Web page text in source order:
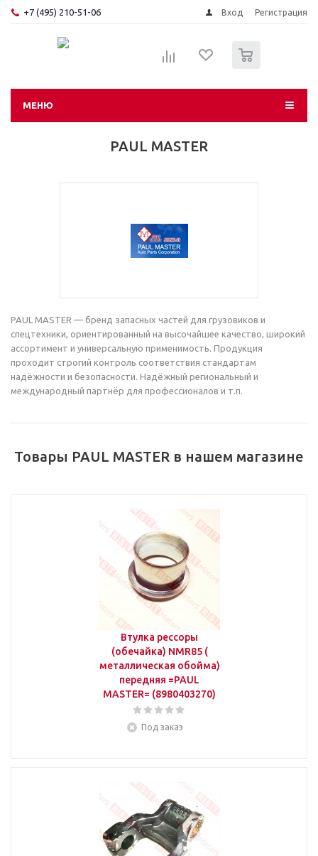
+7 (495) 210-51-06 Вход Регистрация
МЕНЮ
PAUL MASTER
PAUL MASTER — бренд запасных частей для грузовиков и
спецтехники, ориентированный на высочайшее качество, широкий
ассортимент и универсальную применимость. Продукция
проходит строгий контроль соответствия стандартам
надёжности и безопасности. Надёжный региональный и
международный партнёр для профессионалов и т.п.
Товары PAUL MASTER в нашем магазине
Втулка рессоры
(обечайка) NMR85 (
металлическая обойма)
передняя =PAUL
MASTER= (8980403270)
Под заказ